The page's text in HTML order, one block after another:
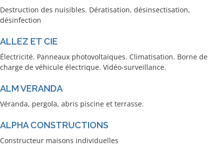
Destruction des nuisibles. Dératisation, désinsectisation,
désinfection
ALLEZ ET CIE
Électricité. Panneaux photovoltaïques. Climatisation. Borne de
charge de véhicule électrique. Vidéo-surveillance.
ALM VERANDA
Véranda, pergola, abris piscine et terrasse.
ALPHA CONSTRUCTIONS
Constructeur maisons individuelles